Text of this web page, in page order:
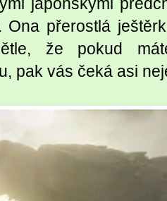
Ona přerostlá
že pokud
pak vás čeká asi